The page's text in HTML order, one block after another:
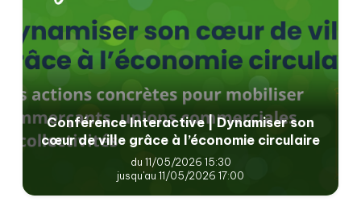
Conférence Interactive | Dynamiser son
cœur de ville grâce à l’économie circulaire
du 11/05/2026 15:30
jusqu'au 11/05/2026 17:00